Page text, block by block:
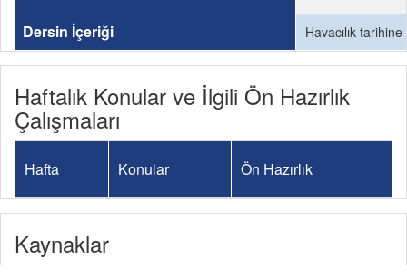
Dersin İçeriği Havacılık
Haftalık Konular ve İlgili Ön Hazırlık
Çalışmaları
Hafta Konular Ön Hazırlık
Kaynaklar